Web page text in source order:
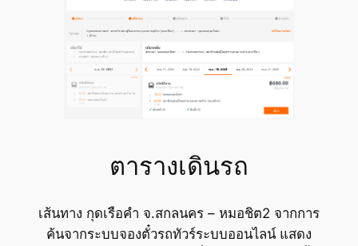
ตารางเดินรถ
เส้นทาง กุดเรือคำ จ.สกลนคร – หมอชิต2 จากการ
ค้นจากระบบจองตั๋วรถทัวร์ระบบออนไลน์ แสดง